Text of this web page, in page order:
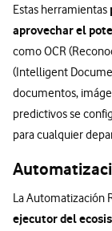
Estas herramientas
aprovechar el
como OCR
(Intelligent
documentos,
predictivos se
para cualquier
La Automatización
ejecutor del